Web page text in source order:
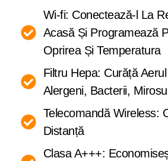
Wi-fi: Conectează-l La
Acasă Și Programează
Oprirea Și Temperatura
Filtru Hepa: Curăță
Alergeni, Bacterii,
Telecomandă Wireless:
Distanță
Clasa A+++: